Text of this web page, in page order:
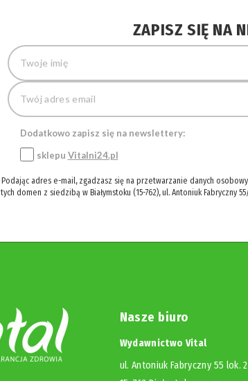
ZAPISZ SIĘ NA
Dodatkowo zapisz się na newslettery:
sklepu Vitalni24.pl
Podając adres e-mail, zgadzasz się na przetwarzanie danych
tych domen z siedzibą w Białymstoku (15-762), ul. Antoniuk
Nasze biuro
Wydawnictwo Vital
ul. Antoniuk Fabryczny 55 lok.